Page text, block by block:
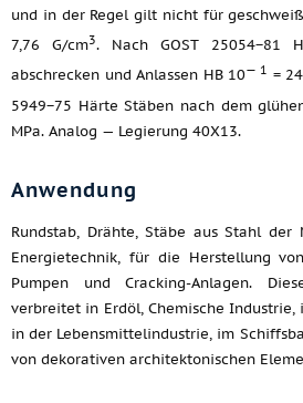
und in der Regel gilt nicht für
7,76 G/cm3. Nach GOST 25054−81
abschrecken und Anlassen HB 10— 1 =
5949−75 Härte Stäben nach dem
MPa. Analog — Legierung 40Х13.
Anwendung
Rundstab, Drähte, Stäbe aus Stahl
Energietechnik, für die Herstellung
Pumpen und Cracking-Anlagen.
verbreitet in Erdöl, Chemische
in der Lebensmittelindustrie, im
von dekorativen architektonischen